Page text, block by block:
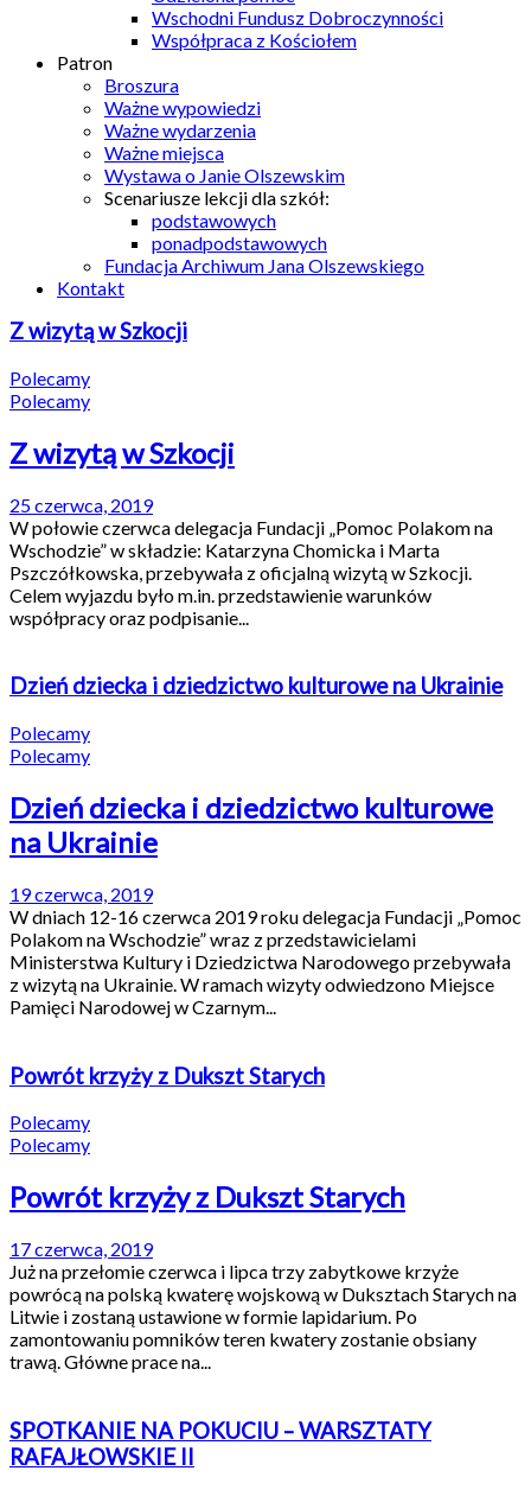
Wschodni Fundusz Dobroczynności
Współpraca z Kościołem
Patron
Broszura
Ważne wypowiedzi
Ważne wydarzenia
Ważne miejsca
Wystawa o Janie Olszewskim
Scenariusze lekcji dla szkół:
podstawowych
ponadpodstawowych
Fundacja Archiwum Jana Olszewskiego
Kontakt
Z wizytą w Szkocji
Polecamy
Polecamy
Z wizytą w Szkocji
25 czerwca, 2019
W połowie czerwca delegacja Fundacji „Pomoc Polakom na
Wschodzie” w składzie: Katarzyna Chomicka i Marta
Pszczółkowska, przebywała z oficjalną wizytą w Szkocji.
Celem wyjazdu było m.in. przedstawienie warunków
współpracy oraz podpisanie...
Dzień dziecka i dziedzictwo kulturowe na Ukrainie
Polecamy
Polecamy
Dzień dziecka i dziedzictwo kulturowe
na Ukrainie
19 czerwca, 2019
W dniach 12-16 czerwca 2019 roku delegacja Fundacji „Pomoc
Polakom na Wschodzie” wraz z przedstawicielami
Ministerstwa Kultury i Dziedzictwa Narodowego przebywała
z wizytą na Ukrainie. W ramach wizyty odwiedzono Miejsce
Pamięci Narodowej w Czarnym...
Powrót krzyży z Dukszt Starych
Polecamy
Polecamy
Powrót krzyży z Dukszt Starych
17 czerwca, 2019
Już na przełomie czerwca i lipca trzy zabytkowe krzyże
powrócą na polską kwaterę wojskową w Duksztach Starych na
Litwie i zostaną ustawione w formie lapidarium. Po
zamontowaniu pomników teren kwatery zostanie obsiany
trawą. Główne prace na...
SPOTKANIE NA POKUCIU – WARSZTATY
RAFAJŁOWSKIE II